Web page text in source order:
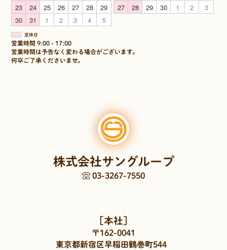
23
24 25 26 27 28
29
30
31 1 2 3 4 5
27
28 29 30 1 2 3
定休日
営業時間 9:00 - 17:00
営業時間は予告なく変わる場合がございます。
何卒ご了承くださいませ。
株式会社サングループ
03-3267-7550
［本社］
〒162-0041
東京都新宿区早稲田鶴巻町544